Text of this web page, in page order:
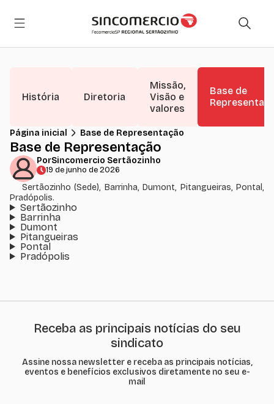
História Diretoria
Missão,
Visão e
valores
Base de
Página inicial Base de Representação
Base de Representação
PorSincomercio Sertãozinho
19 de junho de 2026
Sertãozinho (Sede), Barrinha, Dumont, Pitangueiras, Pontal,
Pradópolis.
Sertãozinho
Barrinha
Dumont
Pitangueiras
Pontal
Pradópolis
Receba as principais notícias do seu
sindicato
Assine nossa newsletter e receba as principais notícias,
eventos e benefícios exclusivos diretamente no seu e-
mail